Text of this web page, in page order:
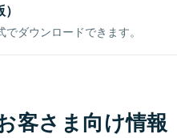
ダウンロードできます。
客さま向け情報